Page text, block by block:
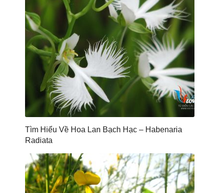
Tìm Hiểu Về Hoa Lan Bạch Hạc – Habenaria
Radiata